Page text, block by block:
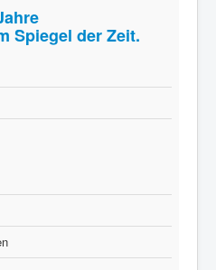
Spiegel der Zeit.